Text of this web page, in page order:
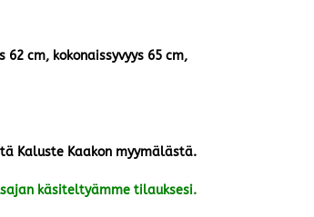
cm, kokonaissyvyys 65 cm,
Kaluste Kaakon myymälästä.
käsiteltyämme tilauksesi.